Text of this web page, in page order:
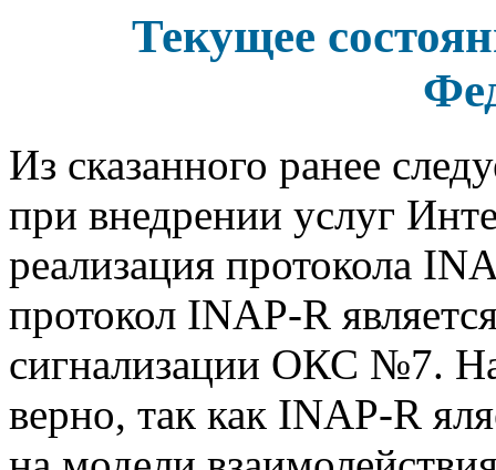
Текущее
Из сказанного ранее
при внедрении услуг
реализация протокола
протокол INAP-R
сигнализации ОКС №7.
верно, так как INAP-R